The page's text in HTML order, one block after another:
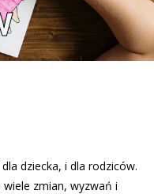
dziecka, i dla rodziców.
zmian, wyzwań i